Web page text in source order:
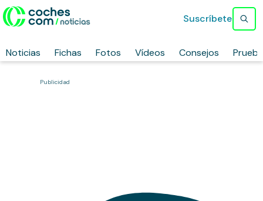
Noticias Fichas Fotos Vídeos Consejos
Suscríbete
Publicidad